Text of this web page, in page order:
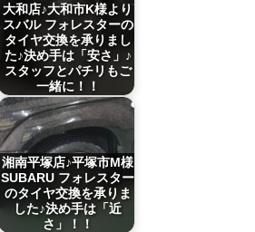
大和店♪大和市K様より
スバル フォレスターの
タイヤ交換を承りまし
た♪決め手は「安さ」♪
スタッフとパチリもご
一緒に！！
湘南平塚店♪平塚市M様
SUBARU フォレスター
のタイヤ交換を承りま
した♪決め手は「近
さ」！！